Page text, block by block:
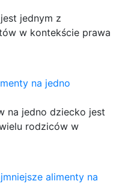
jednym z
w kontekście prawa
na jedno
na jedno dziecko jest
rodziców w
alimenty na